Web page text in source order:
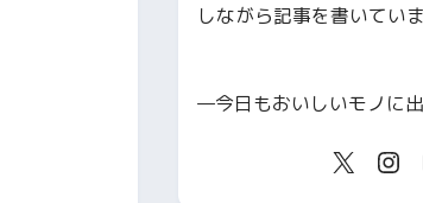
しながら記事を書いていま
—今日もおいしいモノに出